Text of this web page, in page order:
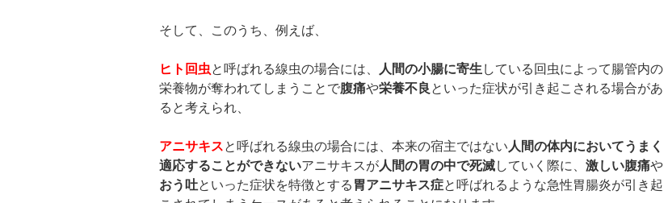
そして、このうち、例えば、
ヒト回虫と呼ばれる線虫の場合には、 人間の小腸に寄生 している回虫によって腸管内の
栄養物が奪われてしまうことで腹痛や栄養不良 といった症状が引き起こされる場合があ
ると考えられ、
アニサキスと呼ばれる線虫の場合には、本来の宿主ではない 人間の体内においてうまく
適応することができないアニサキスが人間の胃の中で死滅していく際に、 激しい腹痛や
おう吐といった症状を特徴とする 胃アニサキス症と呼ばれるような急性胃腸炎が引き起